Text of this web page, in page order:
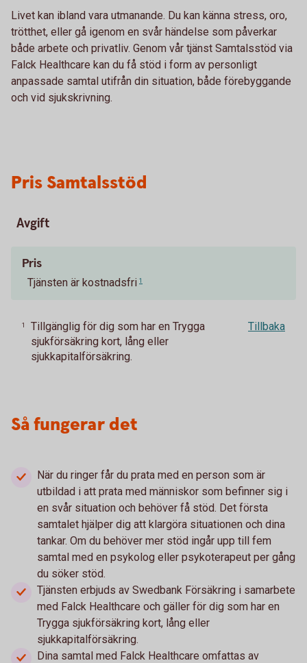
Livet kan ibland vara utmanande. Du kan känna stress, oro,
trötthet, eller gå igenom en svår händelse som påverkar
både arbete och privatliv. Genom vår tjänst Samtalsstöd via
Falck Healthcare kan du få stöd i form av personligt
anpassade samtal utifrån din situation, både förebyggande
och vid sjukskrivning.
Pris Samtalsstöd
Avgift
Pris
Tjänsten är kostnadsfri 1
1
Tillgänglig för dig som har en Trygga
sjukförsäkring kort, lång eller
sjukkapitalförsäkring.
Tillbaka
Så fungerar det
När du ringer får du prata med en person som är
utbildad i att prata med människor som befinner sig i
en svår situation och behöver få stöd. Det första
samtalet hjälper dig att klargöra situationen och dina
tankar. Om du behöver mer stöd ingår upp till fem
samtal med en psykolog eller psykoterapeut per gång
du söker stöd.
Tjänsten erbjuds av Swedbank Försäkring i samarbete
med Falck Healthcare och gäller för dig som har en
Trygga sjukförsäkring kort, lång eller
sjukkapitalförsäkring.
Dina samtal med Falck Healthcare omfattas av